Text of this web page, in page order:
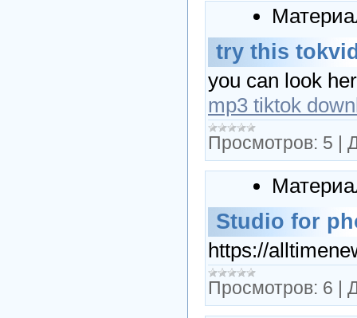
try this
you can look
mp3 tiktok
Просмотров: 5 |
Studio for
https://
Просмотров: 6 |